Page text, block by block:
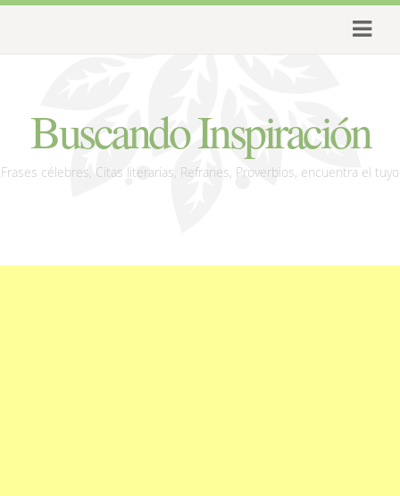
Buscando Inspiración
Frases célebres, Citas literarias, Refranes, Proverbios, encuentra el tuyo